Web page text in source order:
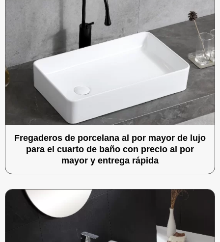
Fregaderos de porcelana al por mayor de lujo
para el cuarto de baño con precio al por
mayor y entrega rápida